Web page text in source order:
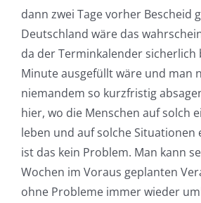
dann zwei Tage vorher Bescheid
Deutschland wäre das
da der Terminkalender sicherlich
Minute ausgefüllt wäre und man
niemandem so kurzfristig
hier, wo die Menschen auf solch
leben und auf solche Situationen
ist das kein Problem. Man kann
Wochen im Voraus geplanten
ohne Probleme immer wieder